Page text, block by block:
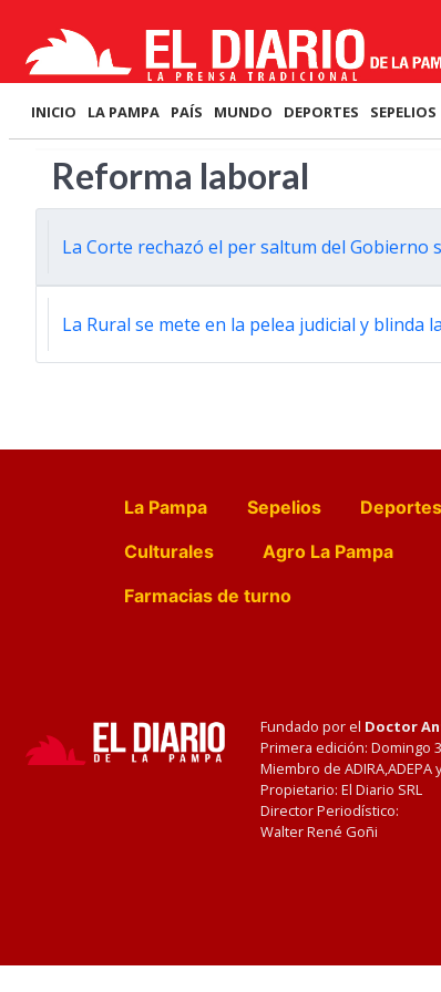
INICIO LA PAMPA PAÍS MUNDO DEPORTES SEPELIOS
Reforma laboral
La Corte rechazó el per saltum del
La Rural se mete en la pelea judicial y
La Pampa Sepelios Deportes
Culturales
Agro La Pampa
Farmacias de turno
Fundado por el Doctor
Primera edición: Domingo
Miembro de ADIRA,ADEPA
Propietario: El Diario SRL
Director Periodístico:
Walter René Goñi